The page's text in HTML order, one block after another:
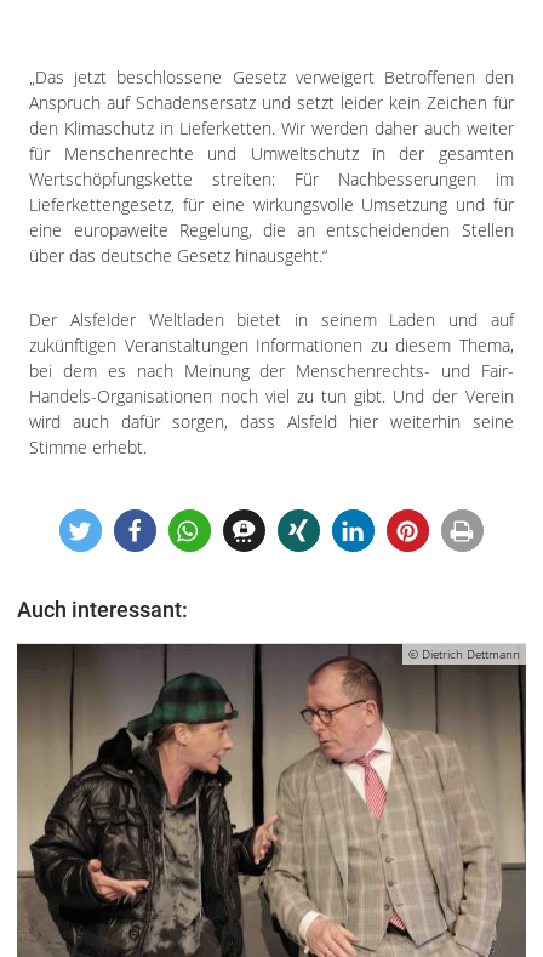
„Das jetzt beschlossene Gesetz verweigert Betroffenen den
Anspruch auf Schadensersatz und setzt leider kein Zeichen für
den Klimaschutz in Lieferketten. Wir werden daher auch weiter
für Menschenrechte und Umweltschutz in der gesamten
Wertschöpfungskette streiten: Für Nachbesserungen im
Lieferkettengesetz, für eine wirkungsvolle Umsetzung und für
eine europaweite Regelung, die an entscheidenden Stellen
über das deutsche Gesetz hinausgeht.“
Der Alsfelder Weltladen bietet in seinem Laden und auf
zukünftigen Veranstaltungen Informationen zu diesem Thema,
bei dem es nach Meinung der Menschenrechts- und Fair-
Handels-Organisationen noch viel zu tun gibt. Und der Verein
wird auch dafür sorgen, dass Alsfeld hier weiterhin seine
Stimme erhebt.
Auch interessant:
© Dietrich Dettmann